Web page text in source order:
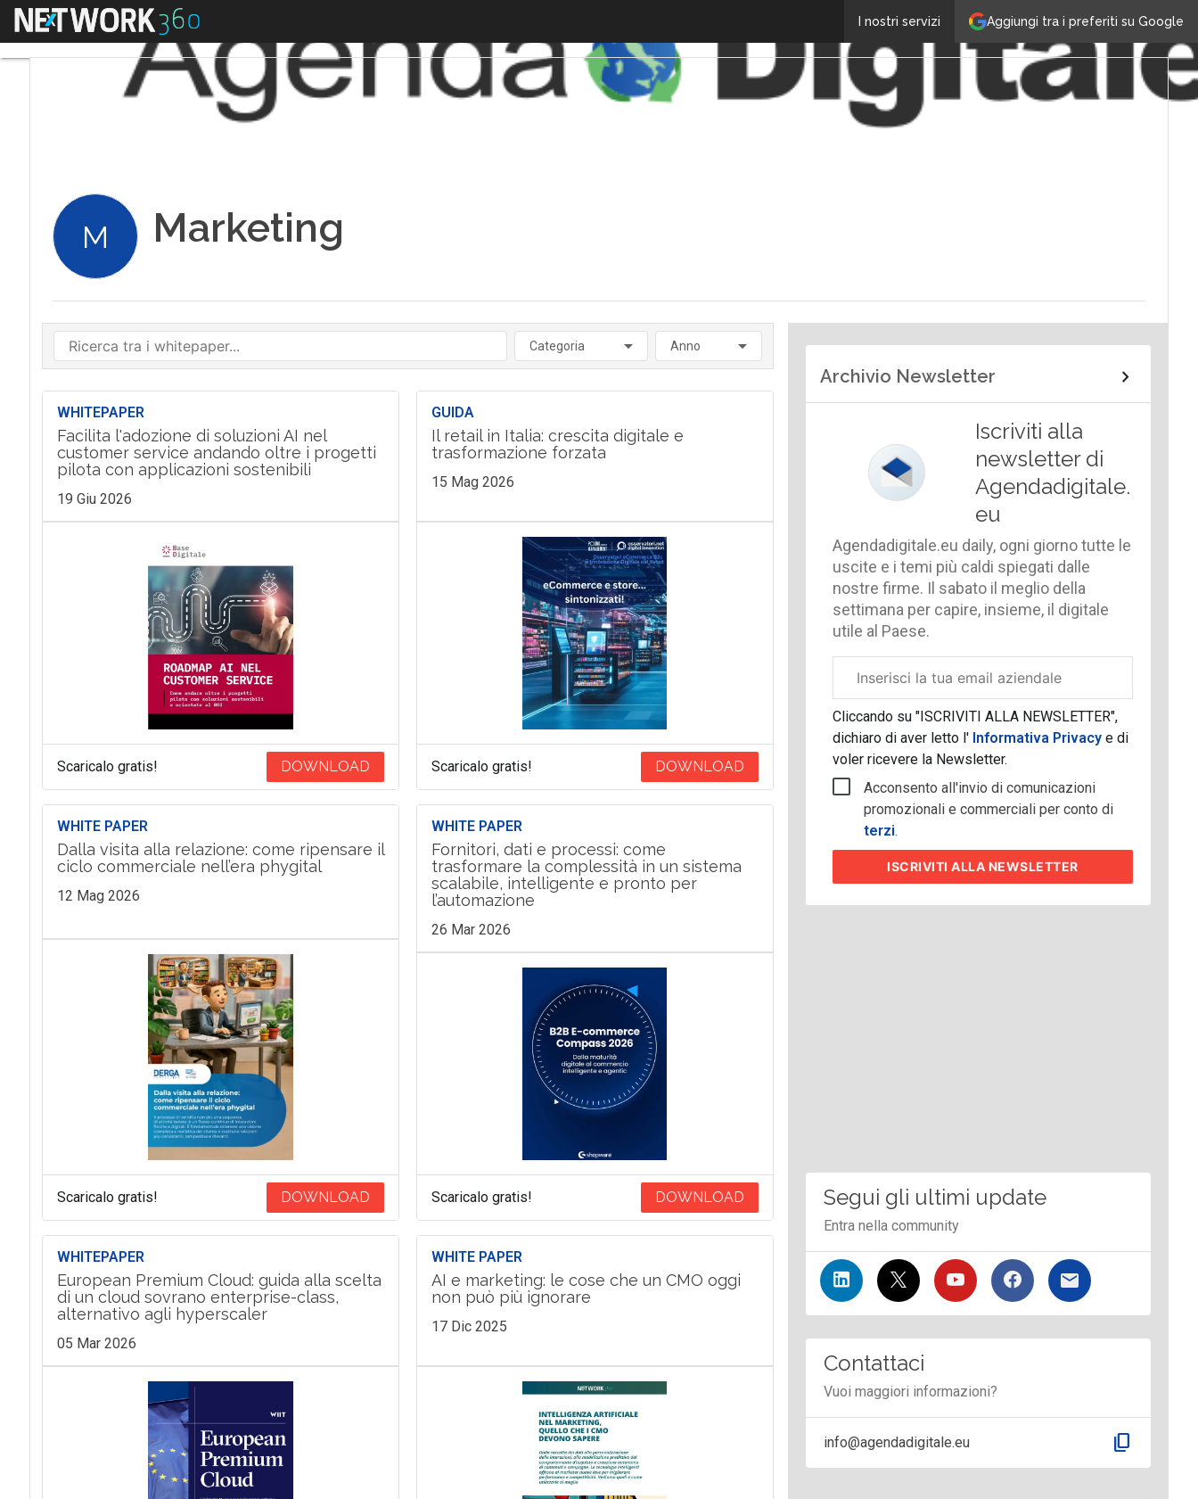
Aggiungi tra i preferiti su Google
I nostri servizi
Menu
M Marketing
Categoria Anno
WHITEPAPER
Facilita l'adozione di soluzioni AI nel
customer service andando oltre i progetti
pilota con applicazioni sostenibili
19 Giu 2026
Scaricalo gratis! DOWNLOAD
GUIDA
Il retail in Italia: crescita digitale e
trasformazione forzata
15 Mag 2026
Scaricalo gratis! DOWNLOAD
WHITE PAPER
Dalla visita alla relazione: come ripensare il
ciclo commerciale nell’era phygital
12 Mag 2026
Scaricalo gratis! DOWNLOAD
WHITE PAPER
Fornitori, dati e processi: come
trasformare la complessità in un sistema
scalabile, intelligente e pronto per
l’automazione
26 Mar 2026
Scaricalo gratis! DOWNLOAD
WHITEPAPER
European Premium Cloud: guida alla scelta
di un cloud sovrano enterprise-class,
alternativo agli hyperscaler
05 Mar 2026
WHITE PAPER
AI e marketing: le cose che un CMO oggi
non può più ignorare
17 Dic 2025
Archivio Newsletter
Iscriviti alla
newsletter di
Agendadigitale.
eu
Agendadigitale.eu daily, ogni giorno tutte le
uscite e i temi più caldi spiegati dalle
nostre firme. Il sabato il meglio della
settimana per capire, insieme, il digitale
utile al Paese.
aziendale
Cliccando su "ISCRIVITI ALLA NEWSLETTER",
dichiaro di aver letto l' Informativa Privacye di
voler ricevere la Newsletter.
Acconsento all'invio di comunicazioni
promozionali e commerciali per conto di
terzi.
ISCRIVITIALLA NEWSLETTER
Segui gli ultimi update
Entra nella community
Contattaci
Vuoi maggiori informazioni?
info@agendadigitale.eu content_copy